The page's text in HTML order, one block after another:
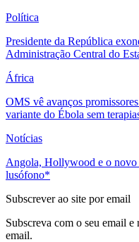
Política
Presidente da República
Administração Central do
África
OMS vê avanços
variante do Ébola sem
Notícias
Angola, Hollywood e o novo
lusófono*
Subscrever ao site por email
Subscreva com o seu email
email.